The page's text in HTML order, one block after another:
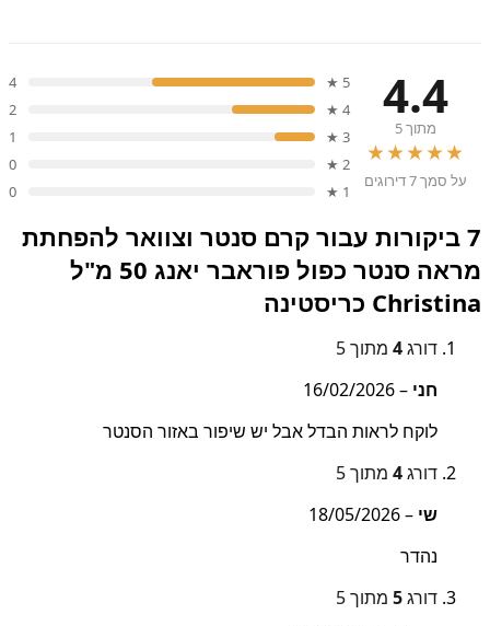
4.4
מתוך 5
★★★★★
על סמך 7 דירוגים
5 ★
4
4 ★
2
3 ★
1
2 ★
0
1 ★
0
7 ביקורות עבור
קרם סנטר וצוואר להפחתת
מראה סנטר כפול פוראבר יאנג 50 מ"ל
Christina כריסטינה
דורג4 מתוך 5
חני –
16/02/2026
לוקח לראות הבדל אבל יש שיפור באזור הסנטר
דורג4 מתוך 5
שי –
18/05/2026
נהדר
דורג5 מתוך 5